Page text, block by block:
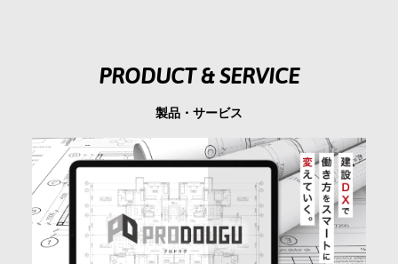
会社情報
採用情報
お問合せ・申込
PRODUCT & SERVICE
製品・サービス